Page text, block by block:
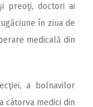
preoţi, doctori ai
în ziua de
medicală din
a bolnavilor
câtorva medici din